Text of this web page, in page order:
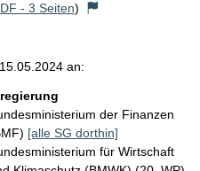
- 3 Seiten)
an:
der Finanzen
[alle SG dorthin]
für Wirtschaft